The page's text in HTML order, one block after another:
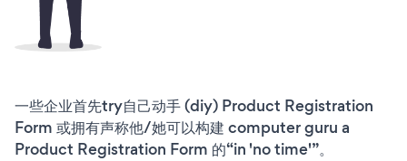
一些企业首先try自己动手 (diy) Product Registration
Form 或拥有声称他/她可以构建 computer guru a
Product Registration Form 的“in 'no time'”。